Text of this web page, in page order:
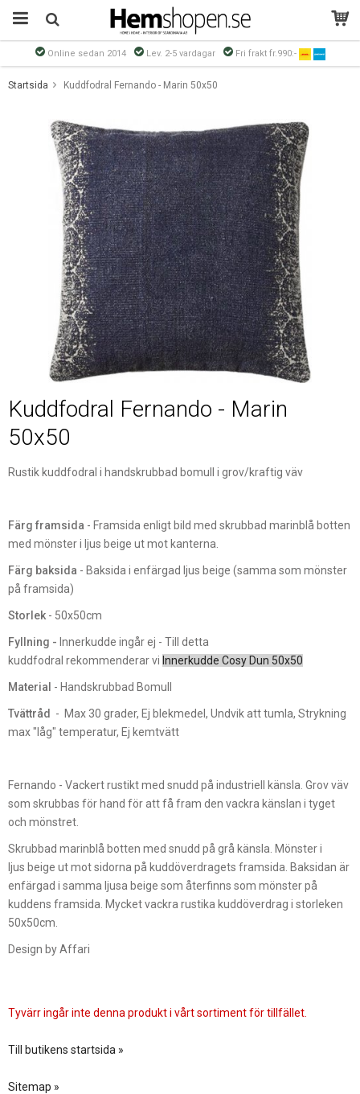
Online sedan 2014 Lev. 2-5 vardagar Fri frakt fr.990:-
Startsida Kuddfodral Fernando - Marin 50x50
Kuddfodral Fernando - Marin
50x50
Rustik kuddfodral i handskrubbad bomull i grov/kraftig väv
Färg framsida - Framsida enligt bild med skrubbad marinblå botten
med mönster i ljus beige ut mot kanterna.
Färg baksida - Baksida i enfärgad ljus beige (samma som mönster
på framsida)
Storlek - 50x50cm
Fyllning - Innerkudde ingår ej - Till detta
kuddfodral rekommenderar vi Innerkudde Cosy Dun 50x50
Material - Handskrubbad Bomull
Tvättråd - Max 30 grader, Ej blekmedel, Undvik att tumla, Strykning
max "låg" temperatur, Ej kemtvätt
Fernando - Vackert rustikt med snudd på industriell känsla. Grov väv
som skrubbas för hand för att få fram den vackra känslan i tyget
och mönstret.
Skrubbad marinblå botten med snudd på grå känsla. Mönster i
ljus beige ut mot sidorna på kuddöverdragets framsida. Baksidan är
enfärgad i samma ljusa beige som återfinns som mönster på
kuddens framsida. Mycket vackra rustika kuddöverdrag i storleken
50x50cm.
Design by Affari
Tyvärr ingår inte denna produkt i vårt sortiment för tillfället.
Till butikens startsida »
Sitemap »